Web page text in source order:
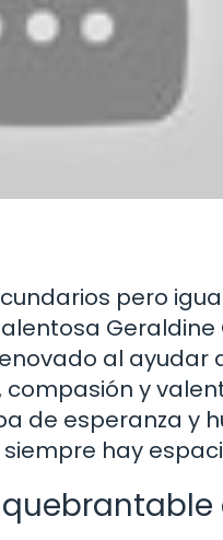
pero
al ayudar
y
de esperanza y
hay